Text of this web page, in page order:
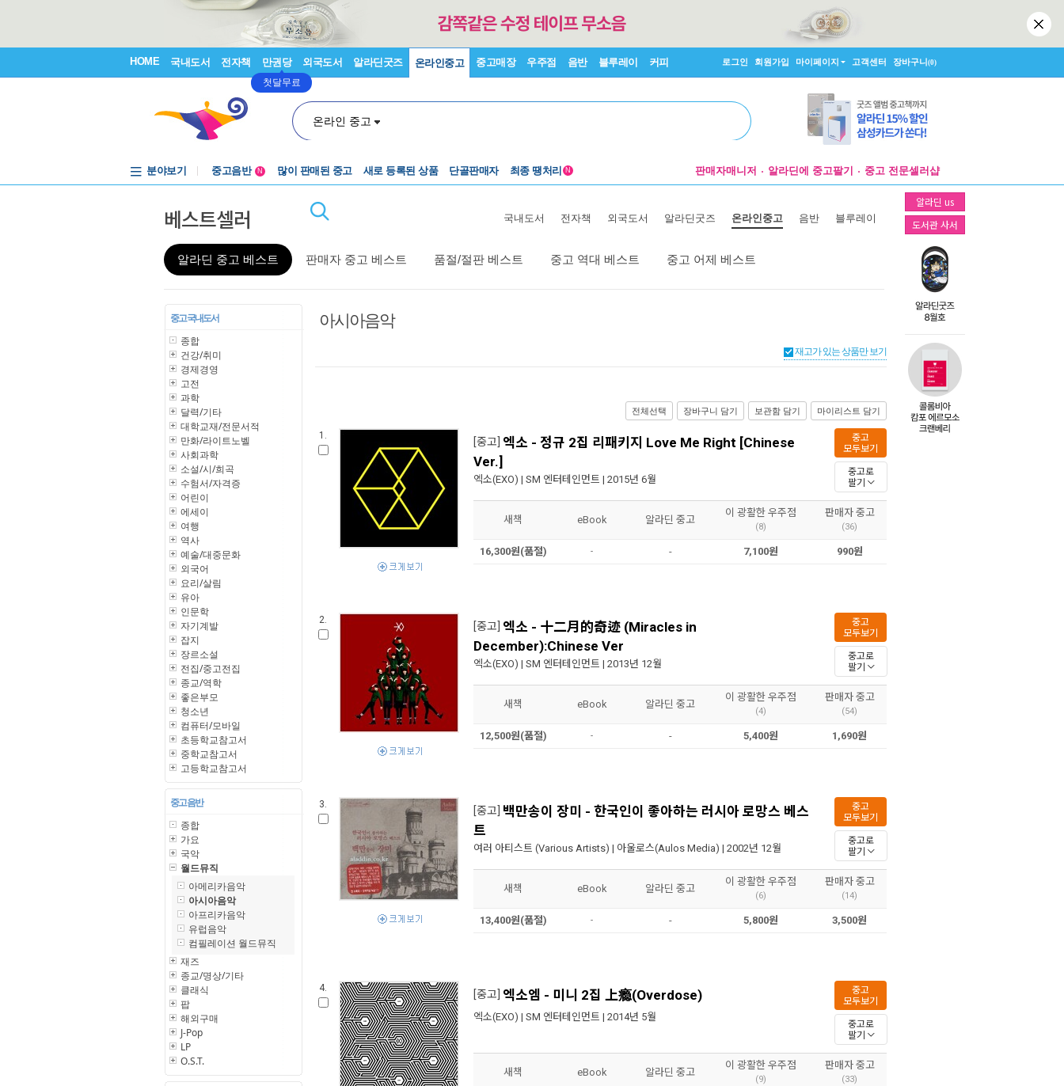
HOME 국내도서 전자책 만권당
첫달무료
외국도서 알라딘굿즈 온라인중고 중고매장 우주점 음반 블루레이 커피 로그인 회원가입 마이페이지 고객센터 장바구니(0)
온라인 중고
분야보기
중고음반
중고음반
N 많이 판매된 중고 새로 등록된 상품 단골판매자 최종 땡처리 N 판매자매니저 알라딘에 중고팔기 중고 전문셀러샵
알라딘 us
도서관 사서
베스트셀러 국내도서 전자책 외국도서 알라딘굿즈 온라인중고 음반 블루레이
알라딘 중고 베스트 판매자 중고 베스트 품절/절판 베스트 중고 역대 베스트 중고 어제 베스트
중고 국내도서
종합
건강/취미
경제경영
고전
과학
달력/기타
대학교재/전문서적
만화/라이트노벨
사회과학
소설/시/희곡
수험서/자격증
어린이
에세이
여행
역사
예술/대중문화
외국어
요리/살림
유아
인문학
자기계발
잡지
장르소설
전집/중고전집
종교/역학
좋은부모
청소년
컴퓨터/모바일
초등학교참고서
중학교참고서
고등학교참고서
중고 음반
종합
가요
국악
월드뮤직
아메리카음악
아시아음악
아프리카음악
유럽음악
컴필레이션 월드뮤직
재즈
종교/명상/기타
클래식
팝
해외구매
J-Pop
LP
O.S.T.
아시아음악
재고가 있는 상품만 보기
전체선택 장바구니 담기 보관함 담기 마이리스트 담기
1. [중고] 엑소 - 정규 2집 리패키지 Love Me Right [Chinese
Ver.]
엑소(EXO) | SM 엔터테인먼트 | 2015년 6월
중고
모두보기
중고로
팔기
새책 eBook 알라딘 중고
이 광활한 우주점
(8)
판매자 중고
(36)
16,300원(품절) - - 7,100원 990원
2. [중고] 엑소 - 十二月的奇迹 (Miracles in
December):Chinese Ver
엑소(EXO) | SM 엔터테인먼트 | 2013년 12월
중고
모두보기
중고로
팔기
새책 eBook 알라딘 중고
이 광활한 우주점
(4)
판매자 중고
(54)
12,500원(품절) - - 5,400원 1,690원
3. [중고] 백만송이 장미 - 한국인이 좋아하는 러시아 로망스 베스
트
여러 아티스트 (Various Artists) | 아울로스(Aulos Media) | 2002년 12월
중고
모두보기
중고로
팔기
새책 eBook 알라딘 중고
이 광활한 우주점
(6)
판매자 중고
(14)
13,400원(품절) - - 5,800원 3,500원
4. [중고] 엑소엠 - 미니 2집 上瘾(Overdose)
엑소(EXO) | SM 엔터테인먼트 | 2014년 5월
중고
모두보기
중고로
팔기
새책 eBook 알라딘 중고
이 광활한 우주점
(9)
판매자 중고
(33)